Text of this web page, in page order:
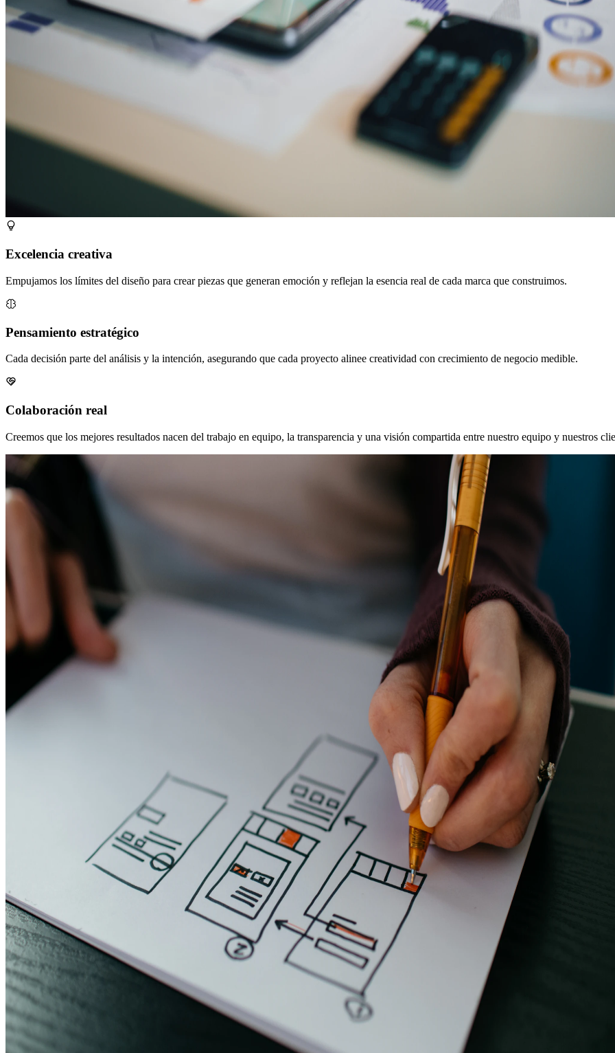
Excelencia creativa
Empujamos los límites del diseño para crear piezas que generan emoción y reflejan la esencia real de cada marca que construimos.
Pensamiento estratégico
Cada decisión parte del análisis y la intención, asegurando que cada proyecto alinee creatividad con crecimiento de negocio medible.
Colaboración real
Creemos que los mejores resultados nacen del trabajo en equipo, la transparencia y una visión compartida entre nuestro equipo y nuestros